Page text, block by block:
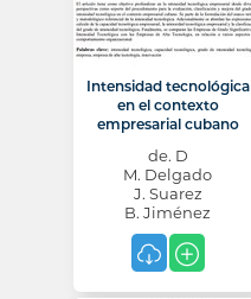
Intensidad tecnológica
en el contexto
empresarial cubano
de. D
M. Delgado
J. Suarez
B. Jiménez